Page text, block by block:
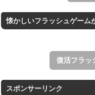
懐かしいフラッシュゲーム
復活フラッ
スポンサーリンク